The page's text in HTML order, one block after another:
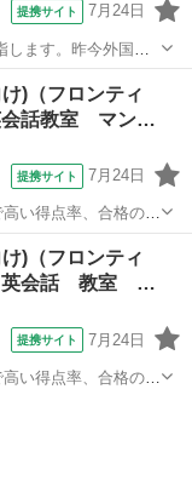
提携サイト 7月24日
ます。昨今外国人
し合格した通訳案内
の練習はネイティ
)（フロンティ
会話教室 マン…
提携サイト 7月24日
い得点率、合格の実
点となるケースが多
ンです。
)（フロンティ
英会話 教室 …
提携サイト 7月24日
い得点率、合格の実